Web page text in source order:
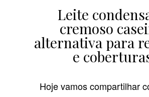
Leite
cremoso
alternativa para
e
Hoje vamos compartilhar